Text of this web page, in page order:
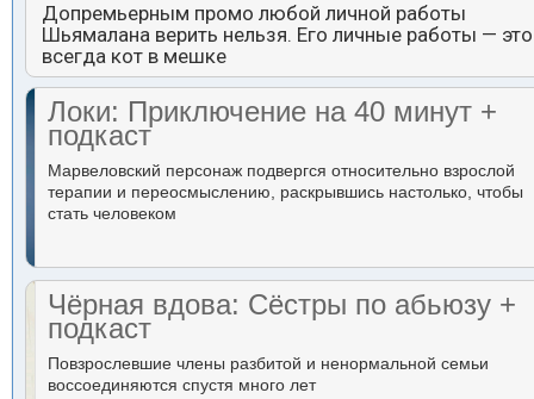
Допремьерным промо любой личной работы
Шьямалана верить нельзя. Его личные работы — это
всегда кот в мешке
Локи: Приключение на 40 минут +
подкаст
Марвеловский персонаж подвергся относительно взрослой
терапии и переосмыслению, раскрывшись настолько, чтобы
стать человеком
Чёрная вдова: Сёстры по абьюзу +
подкаст
Повзрослевшие члены разбитой и ненормальной семьи
воссоединяются спустя много лет